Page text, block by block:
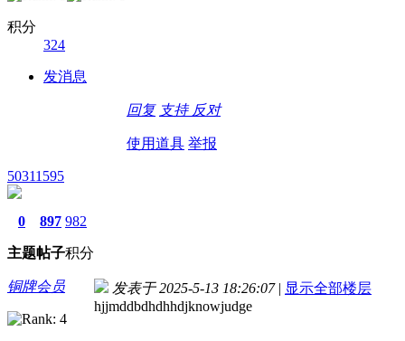
积分
324
发消息
回复 支持 反对
使用道具 举报
50311595
0
主题
897
帖子
982
积分
铜牌会员 发表于 2025-5-13 18:26:07 | 显示全部楼层
hjjmddbdhdhhdjknowjudge